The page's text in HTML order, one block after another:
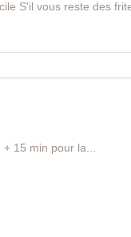
S'il vous reste des
15 min pour la...